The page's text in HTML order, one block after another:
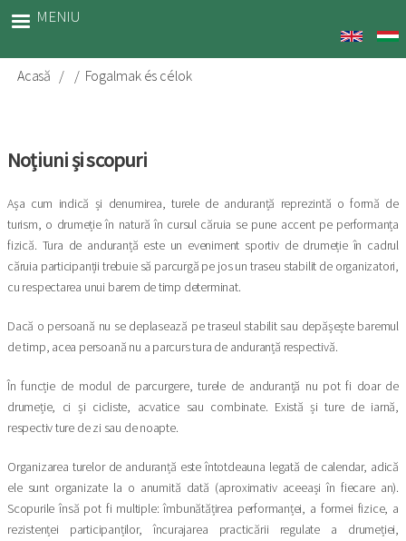
principal
MENIU
Breadcrumb
Acasă Fogalmak és célok
Noțiuni și scopuri
Așa cum indică și denumirea, turele de anduranță reprezintă o formă de
turism, o drumeție în natură în cursul căruia se pune accent pe performanța
fizică. Tura de anduranță este un eveniment sportiv de drumeție în cadrul
căruia participanții trebuie să parcurgă pe jos un traseu stabilit de organizatori,
cu respectarea unui barem de timp determinat.
Dacă o persoană nu se deplasează pe traseul stabilit sau depășește baremul
de timp, acea persoană nu a parcurs tura de anduranță respectivă.
În funcție de modul de parcurgere, turele de anduranță nu pot fi doar de
drumeție, ci și cicliste, acvatice sau combinate. Există și ture de iarnă,
respectiv ture de zi sau de noapte.
Organizarea turelor de anduranță este întotdeauna legată de calendar, adică
ele sunt organizate la o anumită dată (aproximativ aceeași în fiecare an).
Scopurile însă pot fi multiple: îmbunătățirea performanței, a formei fizice, a
rezistenței participanților, încurajarea practicării regulate a drumeției,